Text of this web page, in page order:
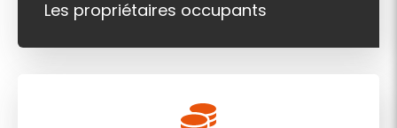
Les propriétaires occupants